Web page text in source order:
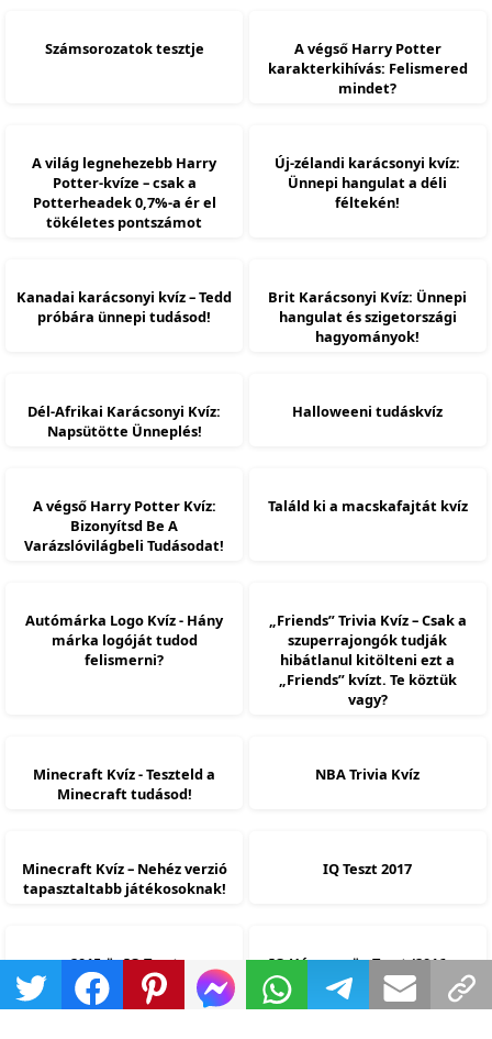
Számsorozatok tesztje
A végső Harry Potter
karakterkihívás: Felismered
mindet?
A világ legnehezebb Harry
Potter-kvíze – csak a
Potterheadek 0,7%-a ér el
tökéletes pontszámot
Új-zélandi karácsonyi kvíz:
Ünnepi hangulat a déli
féltekén!
Kanadai karácsonyi kvíz – Tedd
próbára ünnepi tudásod!
Brit Karácsonyi Kvíz: Ünnepi
hangulat és szigetországi
hagyományok!
Dél-Afrikai Karácsonyi Kvíz:
Napsütötte Ünneplés!
Halloweeni tudáskvíz
A végső Harry Potter Kvíz:
Bizonyítsd Be A
Varázslóvilágbeli Tudásodat!
Találd ki a macskafajtát kvíz
Autómárka Logo Kvíz - Hány
márka logóját tudod
felismerni?
„Friends” Trivia Kvíz – Csak a
szuperrajongók tudják
hibátlanul kitölteni ezt a
„Friends” kvízt. Te köztük
vagy?
Minecraft Kvíz - Teszteld a
Minecraft tudásod!
NBA Trivia Kvíz
Minecraft Kvíz – Nehéz verzió
tapasztaltabb játékosoknak!
IQ Teszt 2017
2015-ös IQ Teszt
IQ Háromszög Teszt (2016-os
Verzió)